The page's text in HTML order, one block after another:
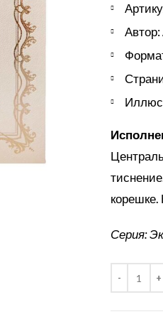
Серия: